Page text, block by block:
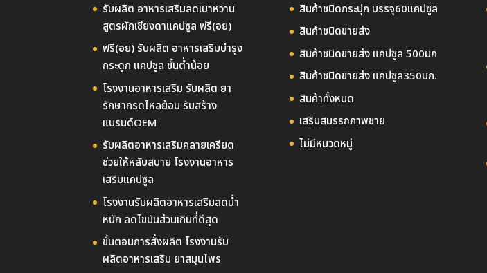
รับผลิต อาหารเสริมลดเบาหวาน
สูตรผักเชียงดาแคปซูล ฟรี(อย)
ฟรี(อย) รับผลิต อาหารเสริมบำรุง
กระดูก แคปซูล ขั้นต่ำน้อย
โรงงานอาหารเสริม รับผลิต ยา
รักษากรดไหลย้อน รับสร้าง
แบรนด์OEM
รับผลิตอาหารเสริมคลายเครียด
ช่วยให้หลับสบาย โรงงานอาหาร
เสริมแคปซูล
โรงงานรับผลิตอาหารเสริมลดน้ำ
หนัก ลดไขมันส่วนเกินที่ดีสุด
ขั้นตอนการสั่งผลิต โรงงานรับ
ผลิตอาหารเสริม ยาสมุนไพร
สินค้าชนิดกระปุก บรรจุ60แคปซูล
สินค้าชนิดขายส่ง
สินค้าชนิดขายส่ง แคปซูล 500มก
สินค้าชนิดขายส่ง แคปซูล350มก.
สินค้าทั้งหมด
เสริมสมรรถภาพชาย
ไม่มีหมวดหมู่